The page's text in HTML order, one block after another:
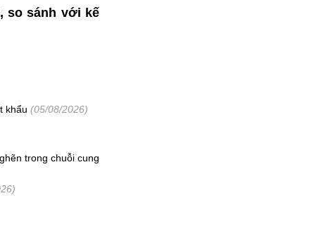
so sánh với kế
khẩu (05/08/2026)
trong chuỗi cung